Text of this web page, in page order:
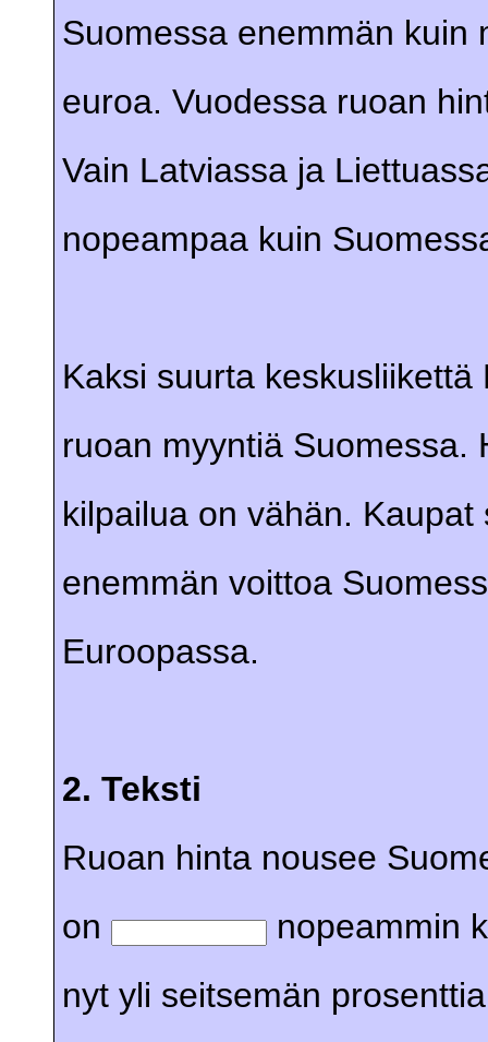
Suomessa enemmän kuin
euroa. Vuodessa ruoan
Vain Latviassa ja
nopeampaa kuin
Kaksi suurta
ruoan myyntiä Suomessa.
kilpailua on vähän.
enemmän voittoa
Euroopassa.
2. Teksti
Ruoan hinta nousee
on
nopeammin
nyt yli seitsemän